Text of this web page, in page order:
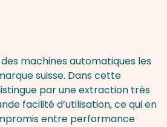
en programmes
des machines automatiques les
suisse. Dans cette
par une extraction très
facilité d’utilisation, ce qui en
entre performance